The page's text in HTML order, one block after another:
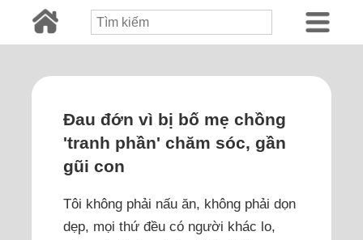
Đau đớn vì bị bố mẹ chồng
'tranh phần' chăm sóc, gần
gũi con
Tôi không phải nấu ăn, không phải dọn
dẹp, mọi thứ đều có người khác lo,